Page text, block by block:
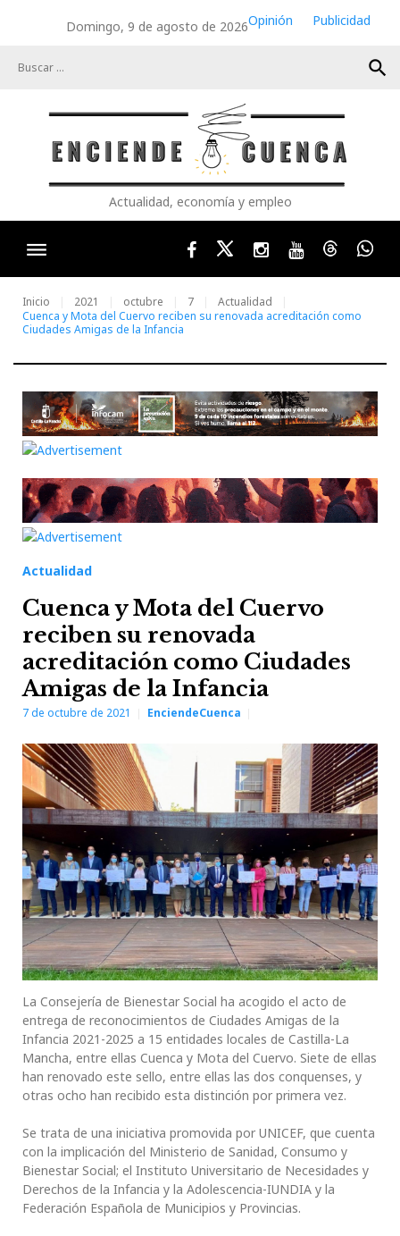
Domingo, 9 de agosto de 2026Opinión
Publicidad
search
Actualidad, economía y empleo
FacebookTwitterInstagram
YoutubeThreads
Inicio 2021 octubre 7
Actualidad
Cuenca y Mota del Cuervo reciben su renovada acreditación como
Ciudades Amigas de la Infancia
Actualidad
Cuenca y Mota del Cuervo
reciben su renovada
acreditación como Ciudades
Amigas de la Infancia
7 de octubre de 2021 EnciendeCuenca
La Consejería de Bienestar Social ha acogido el acto de
entrega de reconocimientos de Ciudades Amigas de la
Infancia 2021-2025 a 15 entidades locales de Castilla-La
Mancha, entre ellas Cuenca y Mota del Cuervo. Siete de ellas
han renovado este sello, entre ellas las dos conquenses, y
otras ocho han recibido esta distinción por primera vez.
Se trata de una iniciativa promovida por UNICEF, que cuenta
con la implicación del Ministerio de Sanidad, Consumo y
Bienestar Social; el Instituto Universitario de Necesidades y
Derechos de la Infancia y la Adolescencia-IUNDIA y la
Federación Española de Municipios y Provincias.